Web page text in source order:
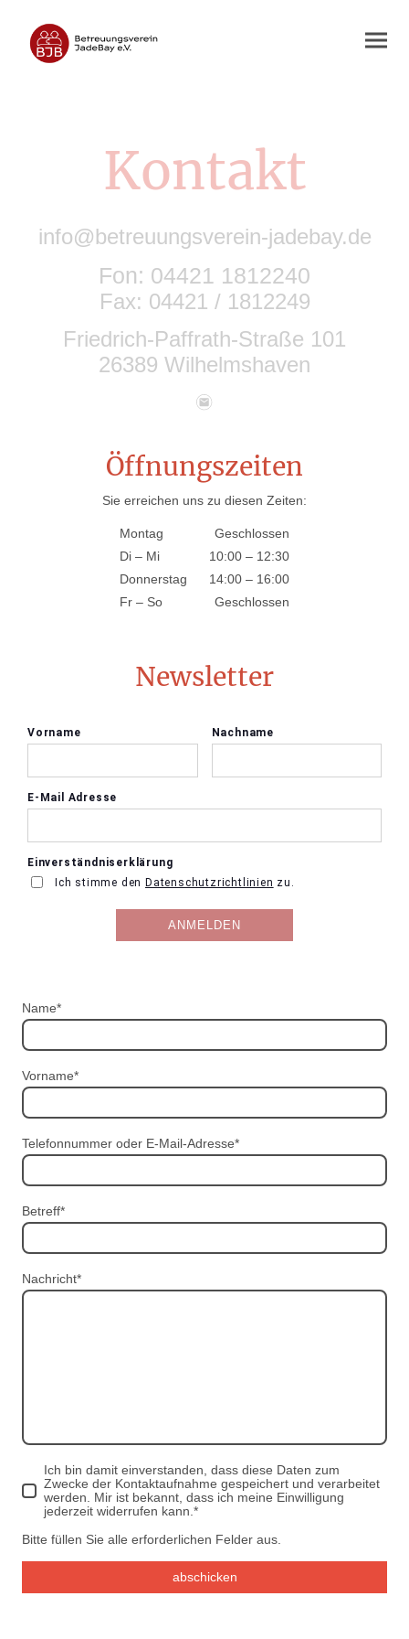
Kontakt
info@betreuungsverein-jadebay.de
Fon: 04421 1812240
Fax: 04421 / 1812249
Friedrich-Paffrath-Straße 101
26389 Wilhelmshaven
Öffnungszeiten
Sie erreichen uns zu diesen Zeiten:
Montag
Geschlossen
Di – Mi 10:00 – 12:30
Donnerstag
14:00 – 16:00
Fr – So Geschlossen
Newsletter
Name*
Vorname*
Telefonnummer oder E-Mail-Adresse*
Betreff*
Nachricht*
Ich bin damit einverstanden, dass diese Daten zum
Zwecke der Kontaktaufnahme gespeichert und verarbeitet
werden. Mir ist bekannt, dass ich meine Einwilligung
jederzeit widerrufen kann.*
Bitte füllen Sie alle erforderlichen Felder aus.
abschicken